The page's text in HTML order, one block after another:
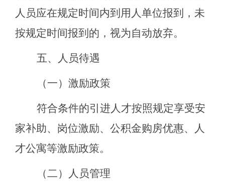
人员应在规定时间内到用人单位报到，未
按规定时间报到的，视为自动放弃。
五、人员待遇
（一）激励政策
符合条件的引进人才按照规定享受安
家补助、岗位激励、公积金购房优惠、人
才公寓等激励政策。
（二）人员管理